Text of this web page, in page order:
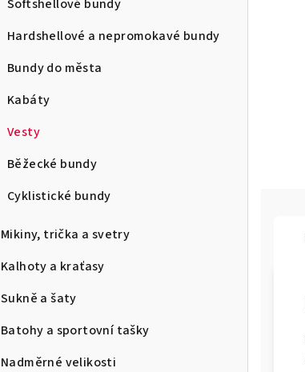
Softshellové bundy
Hardshellové a nepromokavé bundy
Bundy do města
Kabáty
Vesty
Běžecké bundy
Cyklistické bundy
Mikiny, trička a svetry
Kalhoty a kraťasy
Sukně a šaty
Batohy a sportovní tašky
Nadměrné velikosti